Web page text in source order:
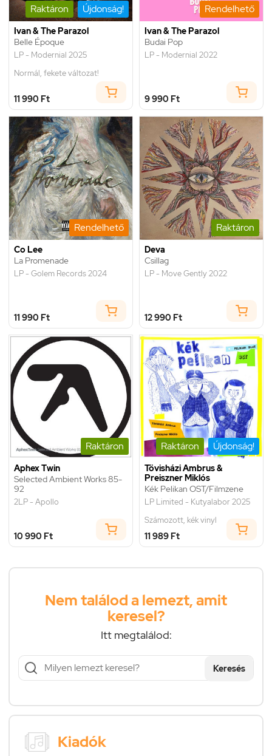
Raktáron Újdonság!
Ivan & The Parazol
Belle Époque
LP - Modernial 2025
Normál, fekete változat!
11 990 Ft
Rendelhető
Ivan & The Parazol
Budai Pop
LP - Modernial 2022
9 990 Ft
Rendelhető
Co Lee
La Promenade
LP - Golem Records 2024
11 990 Ft
Raktáron
Deva
Csillag
LP - Move Gently 2022
12 990 Ft
Raktáron
Aphex Twin
Selected Ambient Works 85-
92
2LP - Apollo
10 990 Ft
Raktáron Újdonság!
Tövisházi Ambrus &
Preiszner Miklós
Kék Pelikan OST/Filmzene
LP Limited - Kutyalabor 2025
Számozott, kék vinyl
11 989 Ft
Nem találod a lemezt, amit
keresel?
Itt megtalálod:
Keresés
Kiadók